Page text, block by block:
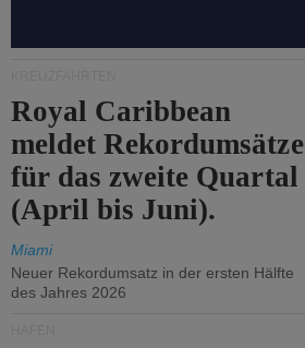
Royal Caribbean
meldet Rekordumsätze
für das zweite Quartal
(April bis Juni).
Miami
Neuer Rekordumsatz in der ersten Hälfte
des Jahres 2026